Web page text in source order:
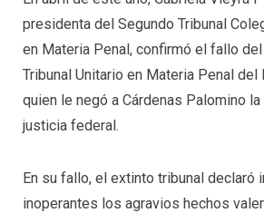
presidenta del Segundo Tribunal
en Materia Penal, confirmó el fallo
Tribunal Unitario en Materia Penal del
quien le negó a Cárdenas Palomino
justicia federal.
En su fallo, el extinto tribunal declaró
inoperantes los agravios hechos